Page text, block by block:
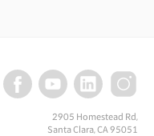
2905 Homestead Rd,
Santa Clara, CA 95051